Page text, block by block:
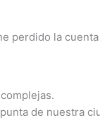
perdido la
de nuestra